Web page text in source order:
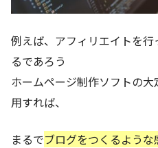
例えば、アフィリエイトを
るであろう
ホームページ制作ソフトの大
用すれば、
まるでブログをつくるよう